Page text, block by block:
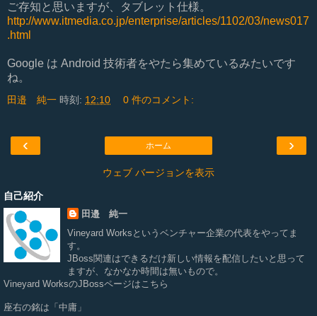
ご存知と思いますが、タブレット仕様。
http://www.itmedia.co.jp/enterprise/articles/1102/03/news017
.html
Google は Android 技術者をやたら集めているみたいです
ね。
田邉 純一 時刻: 12:10 0 件のコメント:
‹ ›
ホーム
ウェブ バージョンを表示
自己紹介
田邉 純一
Vineyard Works というベンチャー企業の代表をやってま
す。
JBoss関連はできるだけ新しい情報を配信したいと思って
ますが、なかなか時間は無いもので。
Vineyard WorksのJBossページは こちら
座右の銘は「中庸」